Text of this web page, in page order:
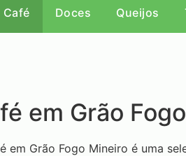
Café Doces Queijos
em Grão
em Grão Fogo Mineiro é uma